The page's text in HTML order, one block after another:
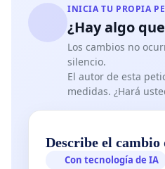
Por lo tanto, solicitamos
modificación de la
defensa oral del TFG
próximo año académico.
estudiantes adecuar
prepararnos
incertidumbre
INICIA TU PROPIA
¿Hay algo
Los cambios no
silencio.
El autor de esta
medidas. ¿Hará
Describe el cambio
Con tecnología de IA